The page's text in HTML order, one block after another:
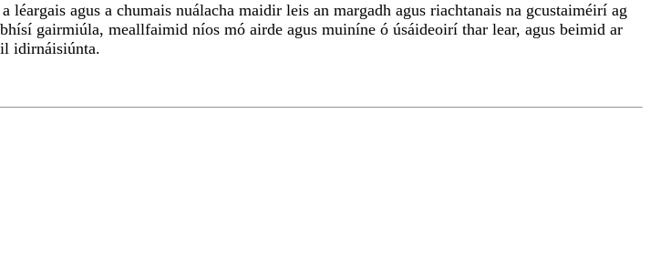
agus a chumais nuálacha maidir leis an margadh agus riachtanais na gcustaiméirí ag
gairmiúla, meallfaimid níos mó airde agus muiníne ó úsáideoirí thar lear, agus beimid ar
idirnáisiúnta.